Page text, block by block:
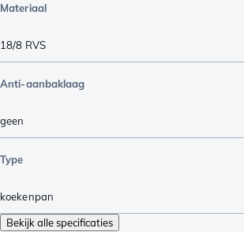
Materiaal
18/8 RVS
Anti-aanbaklaag
geen
Type
koekenpan
Bekijk alle specificaties